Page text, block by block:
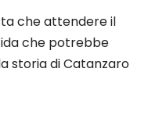
che attendere il
che potrebbe
storia di Catanzaro